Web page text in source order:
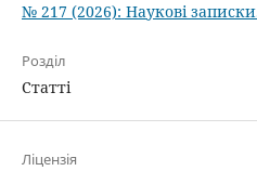
№ 217 (2026): Наукові
Розділ
Статті
Ліцензія